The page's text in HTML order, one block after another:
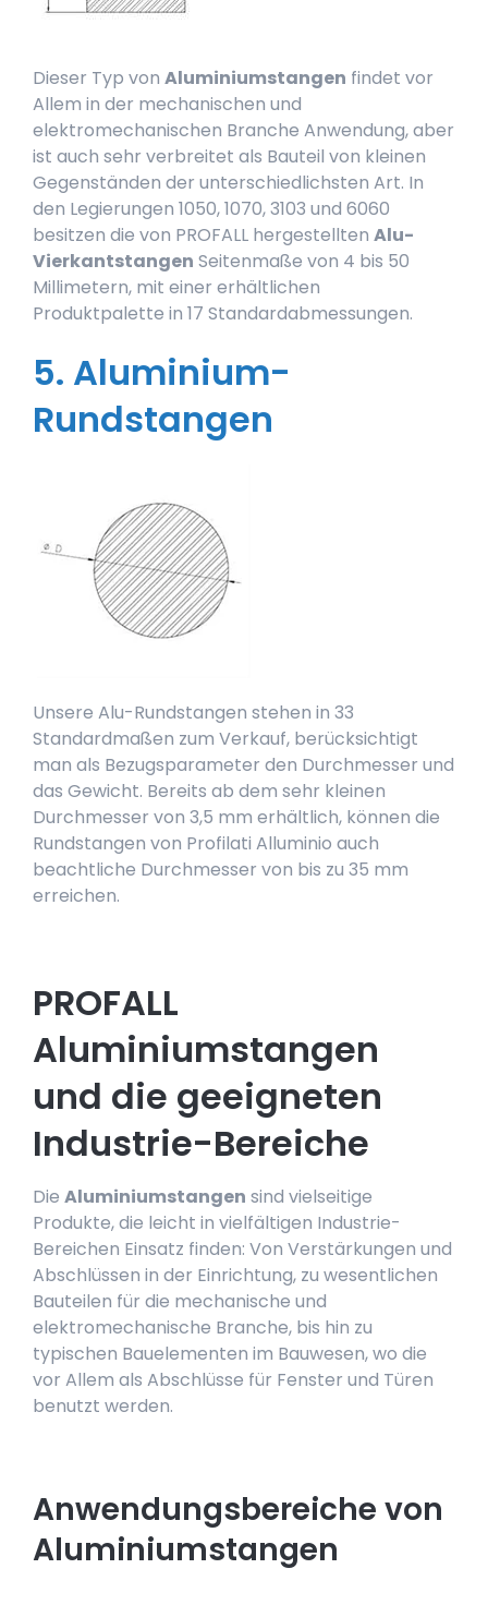
Dieser Typ von Aluminiumstangen findet vor
Allem in der mechanischen und
elektromechanischen Branche Anwendung, aber
ist auch sehr verbreitet als Bauteil von kleinen
Gegenständen der unterschiedlichsten Art. In
den Legierungen 1050, 1070, 3103 und 6060
besitzen die von PROFALL hergestellten Alu-
Vierkantstangen Seitenmaße von 4 bis 50
Millimetern, mit einer erhältlichen
Produktpalette in 17 Standardabmessungen.
5. Aluminium-
Rundstangen
Unsere Alu-Rundstangen stehen in 33
Standardmaßen zum Verkauf, berücksichtigt
man als Bezugsparameter den Durchmesser und
das Gewicht. Bereits ab dem sehr kleinen
Durchmesser von 3,5 mm erhältlich, können die
Rundstangen von Profilati Alluminio auch
beachtliche Durchmesser von bis zu 35 mm
erreichen.
PROFALL
Aluminiumstangen
und die geeigneten
Industrie-Bereiche
Die Aluminiumstangen sind vielseitige
Produkte, die leicht in vielfältigen Industrie-
Bereichen Einsatz finden: Von Verstärkungen und
Abschlüssen in der Einrichtung, zu wesentlichen
Bauteilen für die mechanische und
elektromechanische Branche, bis hin zu
typischen Bauelementen im Bauwesen, wo die
vor Allem als Abschlüsse für Fenster und Türen
benutzt werden.
Anwendungsbereiche von
Aluminiumstangen